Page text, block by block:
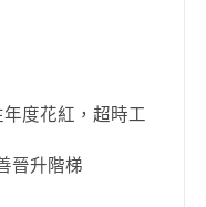
度花紅，超時工
晉升階梯